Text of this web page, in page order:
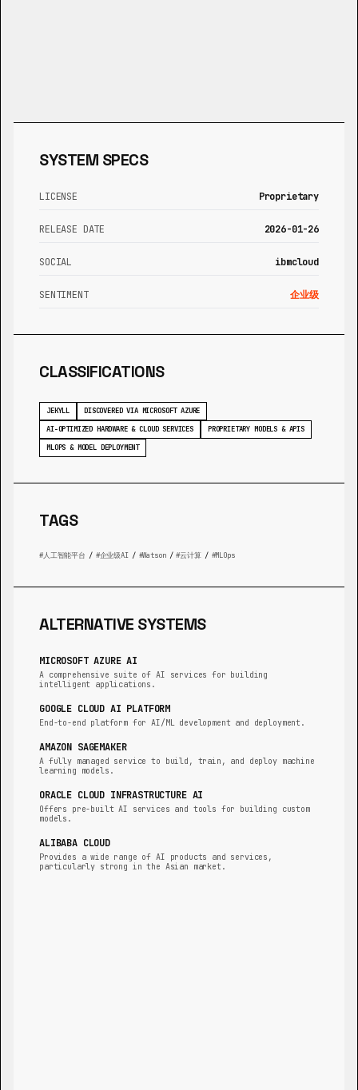
SYSTEM SPECS
LICENSE Proprietary
RELEASE DATE 2026-01-26
SOCIAL ibmcloud
SENTIMENT 企业级
CLASSIFICATIONS
JEKYLL
DISCOVERED VIA MICROSOFT AZURE
AI-OPTIMIZED HARDWARE & CLOUD SERVICES
PROPRIETARY MODELS & APIS
MLOPS & MODEL DEPLOYMENT
TAGS
人工智能平台 / 企业级AI / Watson / 云计算 / MLOps
ALTERNATIVE SYSTEMS
MICROSOFT AZURE AI
A comprehensive suite of AI services for building
intelligent applications.
GOOGLE CLOUD AI PLATFORM
End-to-end platform for AI/ML development and deployment.
AMAZON SAGEMAKER
A fully managed service to build, train, and deploy machine
learning models.
ORACLE CLOUD INFRASTRUCTURE AI
Offers pre-built AI services and tools for building custom
models.
ALIBABA CLOUD
Provides a wide range of AI products and services,
particularly strong in the Asian market.